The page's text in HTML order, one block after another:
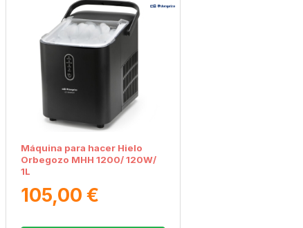
Máquina para hacer Hielo
Orbegozo MHH 1200/ 120W/
1L
105,00 €